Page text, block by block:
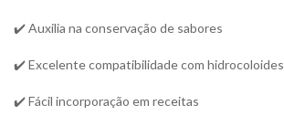
✔️ Auxilia na conservação de sabores
✔️ Excelente compatibilidade com hidrocoloides
✔️ Fácil incorporação em receitas